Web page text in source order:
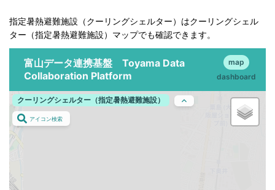
指定暑熱避難施設（クーリングシェルター）はクーリングシェル
ター（指定暑熱避難施設）マップでも確認できます。